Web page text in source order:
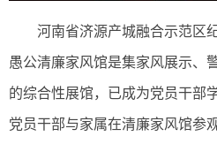
河南省济源产城融合示范区
愚公清廉家风馆是集家风展示、
的综合性展馆，已成为党员干部
党员干部与家属在清廉家风馆参